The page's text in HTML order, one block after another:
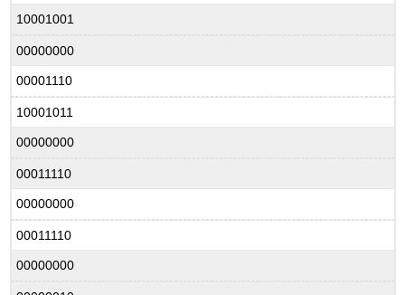
10001001
00000000
00001110
10001011
00000000
00011110
00000000
00011110
00000000